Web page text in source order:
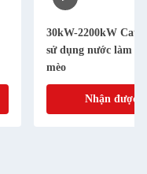
30kW-2200kW
sử dụng nước làm
mèo
Nhận được